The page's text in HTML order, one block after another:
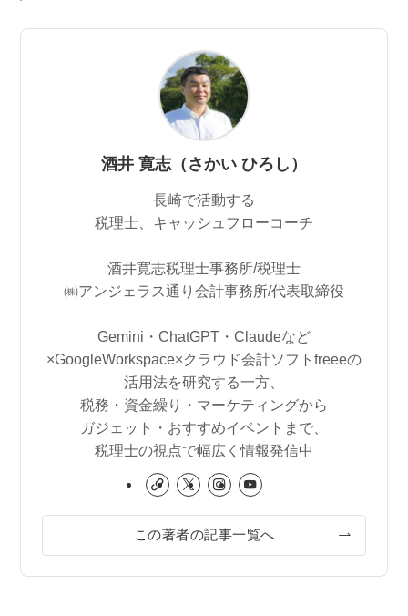
酒井 寛志（さかい ひろし）
長崎で活動する
税理士、キャッシュフローコーチ
酒井寛志税理士事務所/税理士
㈱アンジェラス通り会計事務所/代表取締役
Gemini・ChatGPT・Claudeなど
×GoogleWorkspace×クラウド会計ソフトfreeeの
活用法を研究する一方、
税務・資金繰り・マーケティングから
ガジェット・おすすめイベントまで、
税理士の視点で幅広く情報発信中
この著者の記事一覧へ